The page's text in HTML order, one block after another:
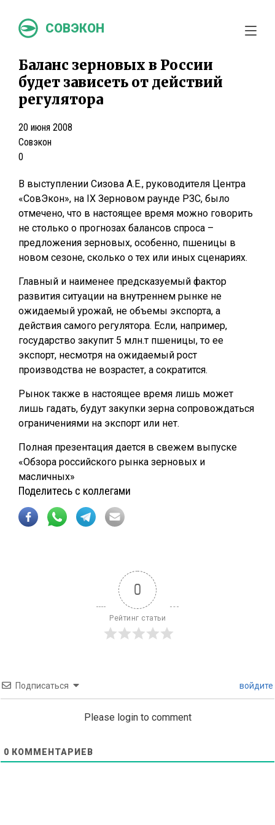
СОВЭКОН
Баланс зерновых в России
будет зависеть от действий
регулятора
20 июня 2008
Совэкон
0
В выступлении Сизова А.Е., руководителя Центра
«СовЭкон», на IX Зерновом раунде РЗС, было
отмечено, что в настоящее время можно говорить
не столько о прогнозах балансов спроса –
предложения зерновых, особенно, пшеницы в
новом сезоне, сколько о тех или иных сценариях.
Главный и наименее предсказуемый фактор
развития ситуации на внутреннем рынке не
ожидаемый урожай, не объемы экспорта, а
действия самого регулятора. Если, например,
государство закупит 5 млн.т пшеницы, то ее
экспорт, несмотря на ожидаемый рост
производства не возрастет, а сократится.
Рынок также в настоящее время лишь может
лишь гадать, будут закупки зерна сопровождаться
ограничениями на экспорт или нет.
Полная презентация дается в свежем выпуске
«Обзора российского рынка зерновых и
масличных»
Поделитесь с коллегами
0
Рейтинг статьи
Подписаться войдите
Please login to comment
0 КОММЕНТАРИЕВ